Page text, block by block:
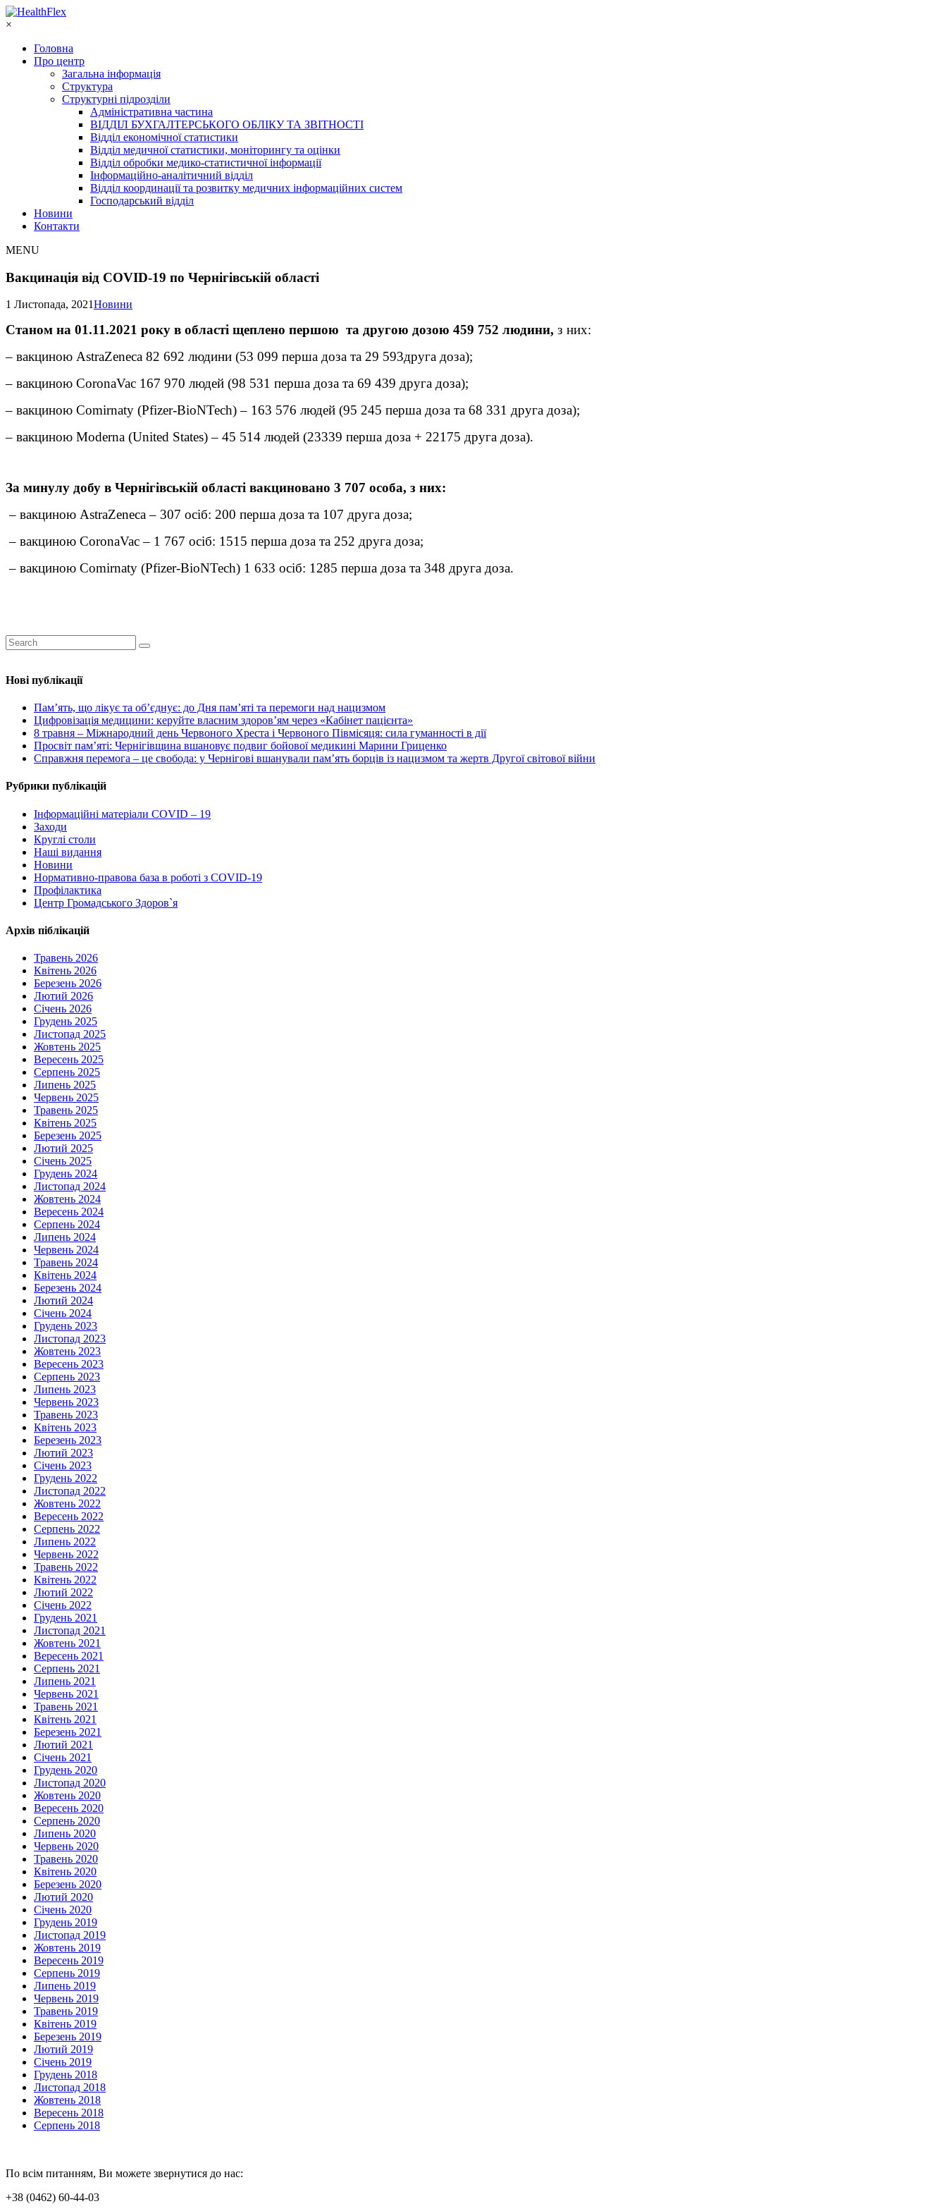
×
Головна
Про центр
Загальна інформація
Структура
Структурні підрозділи
Адміністративна частина
ВІДДІЛ БУХГАЛТЕРСЬКОГО ОБЛІКУ ТА ЗВІТНОСТІ
Відділ економічної статистики
Відділ медичної статистики, моніторингу та оцінки
Відділ обробки медико-статистичної інформації
Інформаційно-аналітичний відділ
Відділ координації та розвитку медичних інформаційних систем
Господарський відділ
Новини
Контакти
MENU
Вакцинація від COVID-19 по Чернігівській області
1 Листопада, 2021Новини
Станом на 01.11.2021 року в області щеплено першою та другою дозою 459 752 людини, з них:
– вакциною AstraZeneca 82 692 людини (53 099 перша доза та 29 593друга доза);
– вакциною CoronaVac 167 970 людей (98 531 перша доза та 69 439 друга доза);
– вакциною Comirnaty (Pfizer-BioNTech) – 163 576 людей (95 245 перша доза та 68 331 друга доза);
– вакциною Moderna (United States) – 45 514 людей (23339 перша доза + 22175 друга доза).
За минулу добу в Чернігівській області вакциновано 3 707 особа, з них:
– вакциною AstraZeneca – 307 осіб: 200 перша доза та 107 друга доза;
– вакциною CoronaVac – 1 767 осіб: 1515 перша доза та 252 друга доза;
– вакциною Comirnaty (Pfizer-BioNTech) 1 633 осіб: 1285 перша доза та 348 друга доза.
Нові публікації
Пам’ять, що лікує та об’єднує: до Дня пам’яті та перемоги над нацизмом
Цифровізація медицини: керуйте власним здоров’ям через «Кабінет пацієнта»
8 травня – Міжнародний день Червоного Хреста і Червоного Півмісяця: сила гуманності в дії
Просвіт пам’яті: Чернігівщина вшановує подвиг бойової медикині Марини Гриценко
Справжня перемога – це свобода: у Чернігові вшанували пам’ять борців із нацизмом та жертв Другої світової війни
Рубрики публікацій
Інформаційні матеріали COVID – 19
Заходи
Круглі столи
Наші видання
Новини
Нормативно-правова база в роботі з COVID-19
Профілактика
Центр Громадського Здоров`я
Архів піблікацій
Травень 2026
Квітень 2026
Березень 2026
Лютий 2026
Січень 2026
Грудень 2025
Листопад 2025
Жовтень 2025
Вересень 2025
Серпень 2025
Липень 2025
Червень 2025
Травень 2025
Квітень 2025
Березень 2025
Лютий 2025
Січень 2025
Грудень 2024
Листопад 2024
Жовтень 2024
Вересень 2024
Серпень 2024
Липень 2024
Червень 2024
Травень 2024
Квітень 2024
Березень 2024
Лютий 2024
Січень 2024
Грудень 2023
Листопад 2023
Жовтень 2023
Вересень 2023
Серпень 2023
Липень 2023
Червень 2023
Травень 2023
Квітень 2023
Березень 2023
Лютий 2023
Січень 2023
Грудень 2022
Листопад 2022
Жовтень 2022
Вересень 2022
Серпень 2022
Липень 2022
Червень 2022
Травень 2022
Квітень 2022
Лютий 2022
Січень 2022
Грудень 2021
Листопад 2021
Жовтень 2021
Вересень 2021
Серпень 2021
Липень 2021
Червень 2021
Травень 2021
Квітень 2021
Березень 2021
Лютий 2021
Січень 2021
Грудень 2020
Листопад 2020
Жовтень 2020
Вересень 2020
Серпень 2020
Липень 2020
Червень 2020
Травень 2020
Квітень 2020
Березень 2020
Лютий 2020
Січень 2020
Грудень 2019
Листопад 2019
Жовтень 2019
Вересень 2019
Серпень 2019
Липень 2019
Червень 2019
Травень 2019
Квітень 2019
Березень 2019
Лютий 2019
Січень 2019
Грудень 2018
Листопад 2018
Жовтень 2018
Вересень 2018
Серпень 2018
По всім питанням, Ви можете звернутися до нас:
+38 (0462) 60-44-03